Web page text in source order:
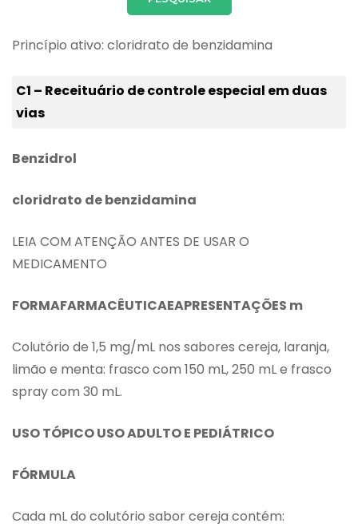
Princípio ativo: cloridrato de benzidamina
C1 – Receituário de controle especial em duas
vias
Benzidrol
cloridrato de benzidamina
LEIA COM ATENÇÃO ANTES DE USAR O
MEDICAMENTO
FORMAFARMACÊUTICAEAPRESENTAÇÕES m
Colutório de 1,5 mg/mL nos sabores cereja, laranja,
limão e menta: frasco com 150 mL, 250 mL e frasco
spray com 30 mL.
USO TÓPICO USO ADULTO E PEDIÁTRICO
FÓRMULA
Cada mL do colutório sabor cereja contém: